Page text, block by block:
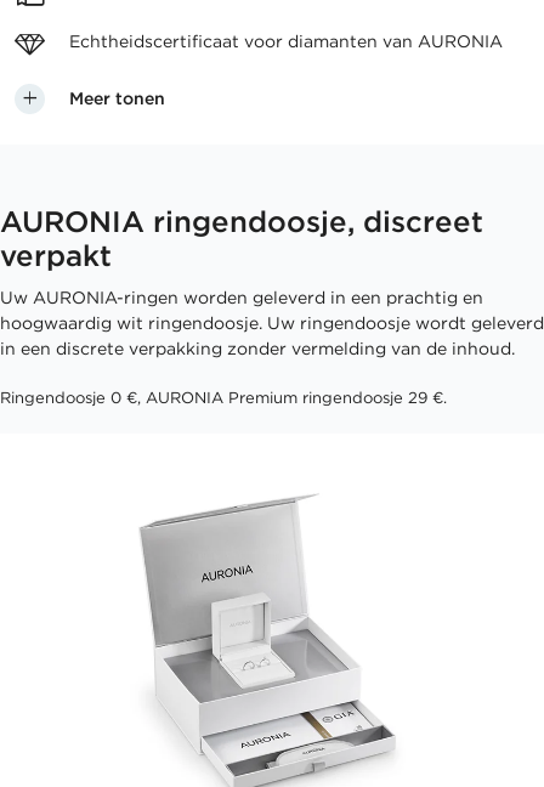
Echtheidscertificaat voor diamanten van AURONIA
Meer tonen
AURONIA ringendoosje, discreet
verpakt
Uw AURONIA-ringen worden geleverd in een prachtig en
hoogwaardig wit ringendoosje. Uw ringendoosje wordt geleverd
in een discrete verpakking zonder vermelding van de inhoud.
Ringendoosje 0 €, AURONIA Premium ringendoosje 29 €.